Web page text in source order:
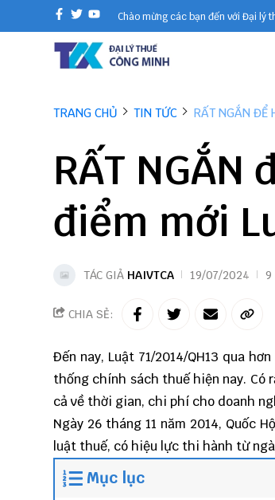
Chào mừng các bạn đến với Đại lý
TRANG CHỦ TIN TỨC RẤT NGẮN ĐỂ
RẤT
điểm mới
TÁC GIẢ HAIVTCA 19/07/2024 9
CHIA SẺ:
Đến nay, Luật 71/2014/QH13 qua
thống chính sách thuế hiện nay. Có
cả về thời gian, chi phí cho doanh
Ngày 26 tháng 11 năm 2014, Quốc
luật thuế, có hiệu lực thi hành từ
Mục lục